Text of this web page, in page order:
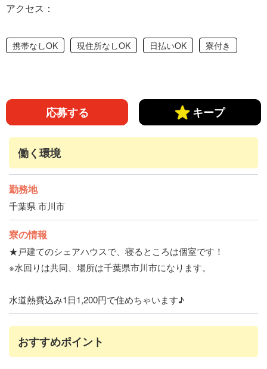
アクセス：
携帯なしOK 現住所なしOK 日払いOK 寮付き
応募する キープ
働く環境
勤務地
千葉県 市川市
寮の情報
★戸建てのシェアハウスで、寝るところは個室です！
※水回りは共同、場所は千葉県市川市になります。
水道熱費込み1日1,200円で住めちゃいます♪
おすすめポイント